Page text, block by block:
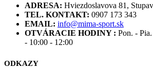
ADRESA: Hviezdoslavova 81,
TEL. KONTAKT: 0907 173 343
EMAIL: info@mima-sport.sk
OTVÁRACIE HODINY : Pon. -
- 10:00 - 12:00
ODKAZY